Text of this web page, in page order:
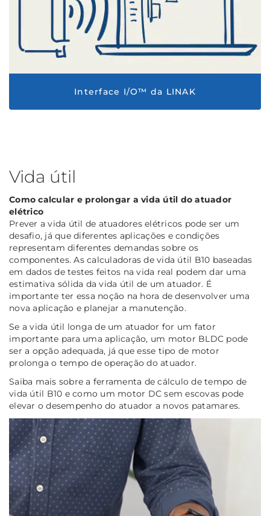
Interface I/O™ da LINAK
Vida útil
Como calcular e prolongar a vida útil do atuador
elétrico
Prever a vida útil de atuadores elétricos pode ser um
desafio, já que diferentes aplicações e condições
representam diferentes demandas sobre os
componentes. As calculadoras de vida útil B10 baseadas
em dados de testes feitos na vida real podem dar uma
estimativa sólida da vida útil de um atuador. É
importante ter essa noção na hora de desenvolver uma
nova aplicação e planejar a manutenção.
Se a vida útil longa de um atuador for um fator
importante para uma aplicação, um motor BLDC pode
ser a opção adequada, já que esse tipo de motor
prolonga o tempo de operação do atuador.
Saiba mais sobre a ferramenta de cálculo de tempo de
vida útil B10 e como um motor DC sem escovas pode
elevar o desempenho do atuador a novos patamares.